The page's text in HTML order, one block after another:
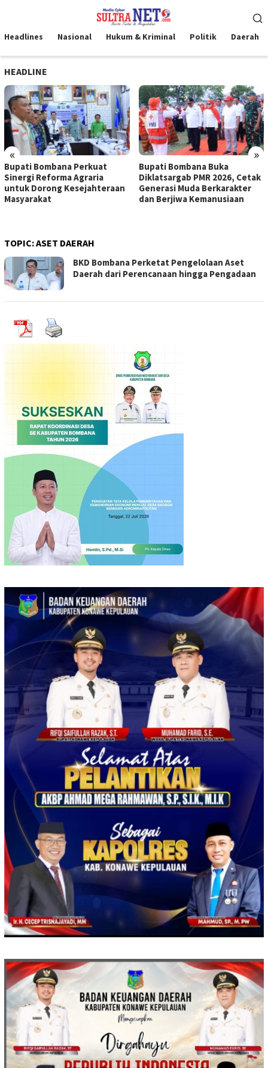
kontenMobile
Headlines Nasional Hukum & Kriminal Politik Daerah
HEADLINE
« »
Bupati Bombana Perkuat
Sinergi Reforma Agraria
untuk Dorong Kesejahteraan
Masyarakat
Bupati Bombana Buka
Diklatsargab PMR 2026, Cetak
Generasi Muda Berkarakter
dan Berjiwa Kemanusiaan
TOPIC:ASET DAERAH
BKD Bombana Perketat Pengelolaan Aset
Daerah dari Perencanaan hingga Pengadaan